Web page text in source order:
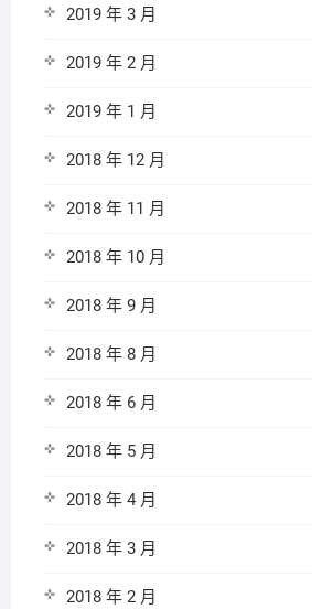
2019 年 3 月
2019 年 2 月
2019 年 1 月
2018 年 12 月
2018 年 11 月
2018 年 10 月
2018 年 9 月
2018 年 8 月
2018 年 6 月
2018 年 5 月
2018 年 4 月
2018 年 3 月
2018 年 2 月